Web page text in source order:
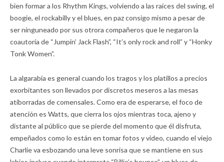
bien formar a los Rhythm Kings, volviendo a las raíces del swing, el
boogie, el rockabilly y el blues, en paz consigo mismo a pesar de
ser ninguneado por sus otrora compañeros que le negaron la
coautoría de “Jumpin’ Jack Flash”, “It’s only rock and roll” y “Honky
Tonk Women”.
La algarabía es general cuando los tragos y los platillos a precios
exorbitantes son llevados por discretos meseros a las mesas
atiborradas de comensales. Como era de esperarse, el foco de
atención es Watts, que cierra los ojos mientras toca, ajeno y
distante al público que se pierde del momento que él disfruta,
empeñados como lo están en tomar fotos y video, cuando el viejo
Charlie va esbozando una leve sonrisa que se mantiene en sus